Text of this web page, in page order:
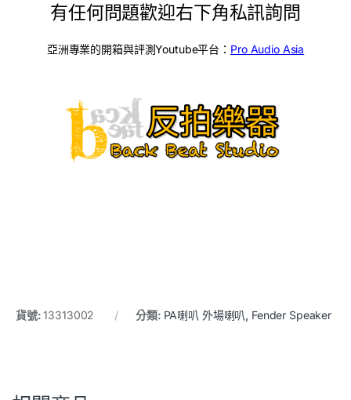
有任何問題歡迎右下角私訊詢問
亞洲專業的開箱與評測Youtube平台： Pro Audio Asia
貨號:13313002 分類: PA喇叭 外場喇叭, Fender Speaker